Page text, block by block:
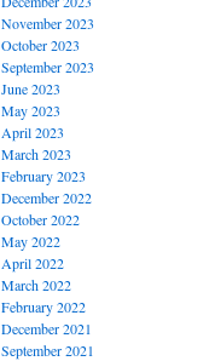
November 2023
October 2023
September 2023
June 2023
May 2023
April 2023
March 2023
February 2023
December 2022
October 2022
May 2022
April 2022
March 2022
February 2022
December 2021
September 2021